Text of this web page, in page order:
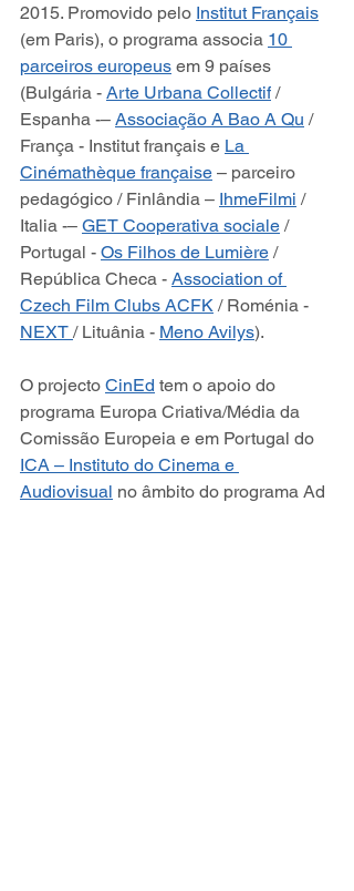
2015. Promovido pelo Institut Français
(em Paris), o programa associa 10
parceiros europeus em 9 países
(Bulgária - Arte Urbana Collectif /
Espanha -– Associação A Bao A Qu /
França - Institut français e La
Cinémathèque française – parceiro
pedagógico / Finlândia – IhmeFilmi /
Italia -– GET Cooperativa sociale /
Portugal - Os Filhos de Lumière /
República Checa - Association of
Czech Film Clubs ACFK / Roménia -
NEXT / Lituânia - Meno Avilys).
O projecto CinEd tem o apoio do
programa Europa Criativa/Média da
Comissão Europeia e em Portugal do
ICA – Instituto do Cinema e
Audiovisual no âmbito do programa Ad